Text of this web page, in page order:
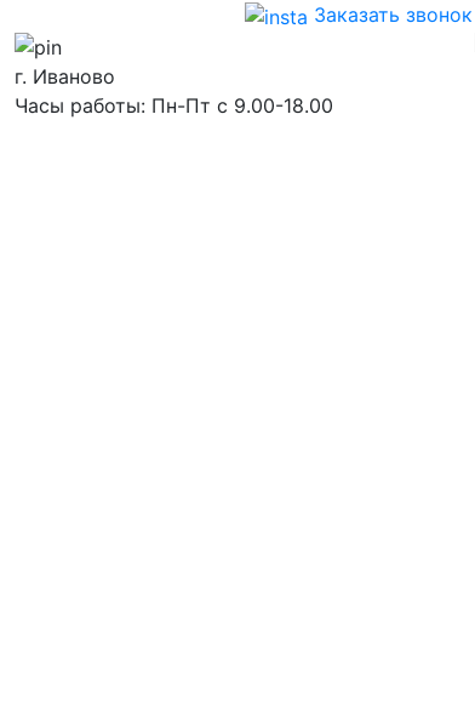
Заказать звонок
г. Иваново
Часы работы: Пн-Пт с 9.00-18.00